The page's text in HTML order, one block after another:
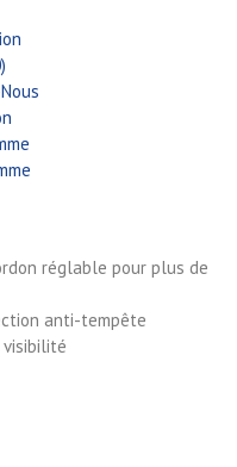
réglable pour plus de
anti-tempête